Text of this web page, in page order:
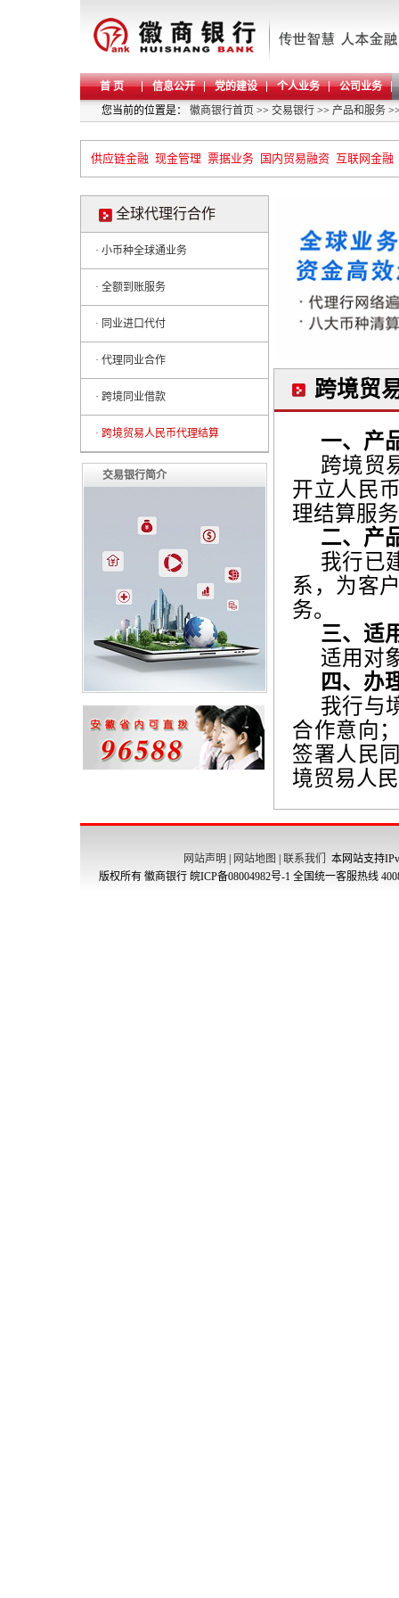
首 页 信息公开 党的建设 个人业务
公司业务
您当前的位置是： 徽商银行首页 >> 交易银行 >> 产品和服务
供应链金融 现金管理 票据业务 国内贸易融资 互联网金融
全球代理行合作
· 小币种全球通业务
· 全额到账服务
· 同业进口代付
· 代理同业合作
· 跨境同业借款
· 跨境贸易人民币代理结算
交易银行简介
跨境贸
一、产
跨境贸
开立人民
理结算服
二、产
我行已
系，为客
务。
三、适
适用对
四、办
我行与
合作意向
签署人民
境贸易人
网站声明 网站地图 联系我们
本网站支持
版权所有 徽商银行 皖ICP备08004982号-1 全国统一客服热线